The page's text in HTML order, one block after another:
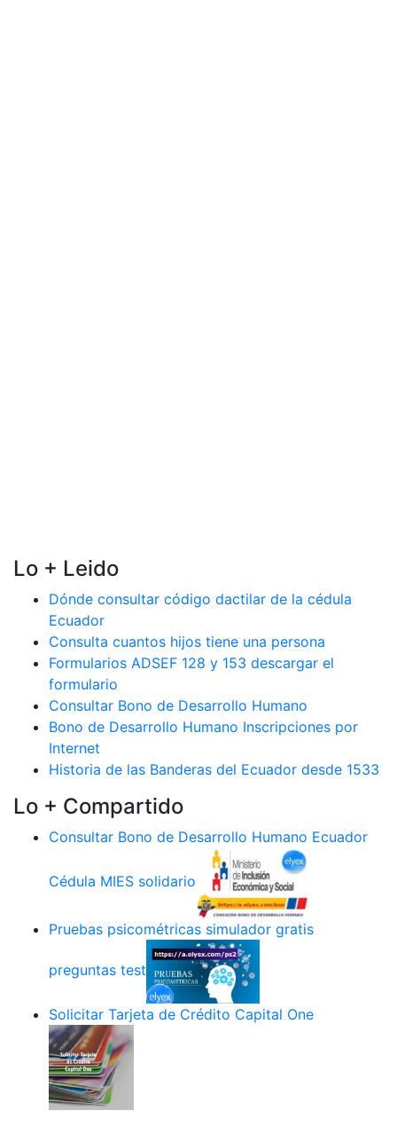
Lo + Leido
Dónde consultar código dactilar de la cédula
Ecuador
Consulta cuantos hijos tiene una persona
Formularios ADSEF 128 y 153 descargar el
formulario
Consultar Bono de Desarrollo Humano
Bono de Desarrollo Humano Inscripciones por
Internet
Historia de las Banderas del Ecuador desde 1533
Lo + Compartido
Consultar Bono de Desarrollo Humano Ecuador
Cédula MIES solidario
Pruebas psicométricas simulador gratis
preguntas test
Solicitar Tarjeta de Crédito Capital One